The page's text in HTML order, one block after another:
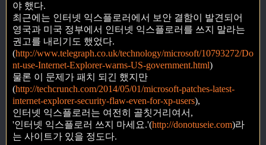
야 했다.
최근에는 인터넷 익스플로러에서 보안 결함이 발견되어
영국과 미국 정부에서 인터넷 익스플로러를 쓰지 말라는
권고를 내리기도 했었다.
(http://www.telegraph.co.uk/technology/microsoft/10793272/Do
nt-use-Internet-Explorer-warns-US-government.html)
물론 이 문제가 패치 되긴 했지만
(http://techcrunch.com/2014/05/01/microsoft-patches-latest-
internet-explorer-security-flaw-even-for-xp-users),
인터넷 익스플로러는 여전히 골칫거리여서,
'인터넷 익스플로러 쓰지 마세요.'(http://donotuseie.com)라
는 사이트가 있을 정도다.